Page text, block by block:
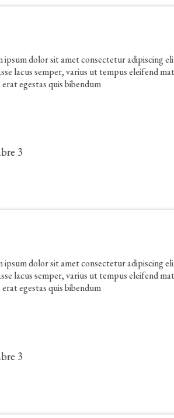
sit amet consectetur adipiscing elit donec
semper, varius ut tempus eleifend mattis
quis bibendum
sit amet consectetur adipiscing elit donec
semper, varius ut tempus eleifend mattis
quis bibendum